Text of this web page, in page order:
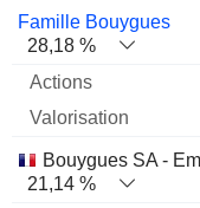
Nom Actions %
Famille Bouygues
28,18 %
Bouygues SA -
21,14 %